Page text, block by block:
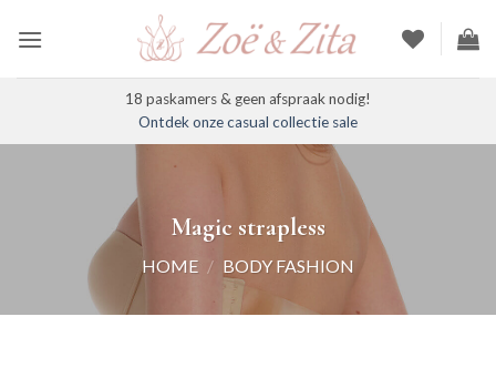
naar
18 paskamers & geen afspraak nodig!
Ontdek onze casual collectie sale
Magic strapless
HOME / BODY FASHION